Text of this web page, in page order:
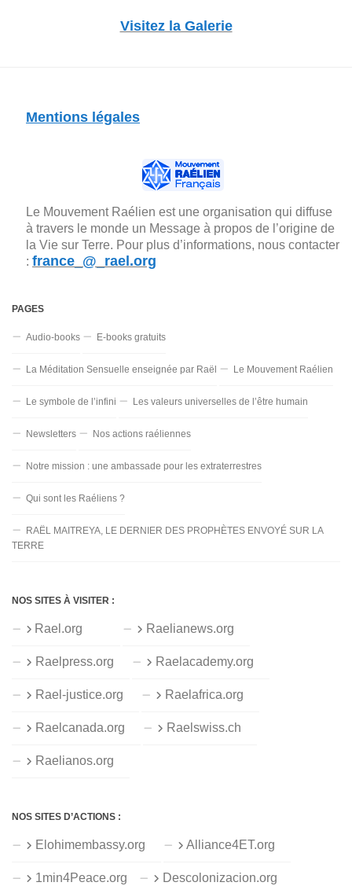
Visitez la Galerie
Mentions légales
Le Mouvement Raélien est une organisation qui diffuse
à travers le monde un Message à propos de l’origine de
la Vie sur Terre. Pour plus d’informations, nous contacter
: france_@_rael.org
PAGES
Audio-books E-books gratuits
La Méditation Sensuelle enseignée par Raël Le Mouvement Raélien
Le symbole de l’infini Les valeurs universelles de l’être humain
Newsletters Nos actions raéliennes
Notre mission : une ambassade pour les extraterrestres
Qui sont les Raéliens ?
RAËL MAITREYA, LE DERNIER DES PROPHÈTES ENVOYÉ SUR LA
TERRE
NOS SITES À VISITER :
Rael.org Raelianews.org
Raelpress.org Raelacademy.org
Rael-justice.org Raelafrica.org
Raelcanada.org Raelswiss.ch
Raelianos.org
NOS SITES D’ACTIONS :
Elohimembassy.org Alliance4ET.org
1min4Peace.org Descolonizacion.org